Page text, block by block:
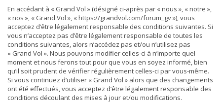
En accédant à « Grand Vol » (désigné ci-après par « nous », « notre »,
« nos », « Grand Vol », « https://grandvol.com/forum_gv »), vous
acceptez d’être légalement responsable des conditions suivantes. Si
vous n’acceptez pas d’être légalement responsable de toutes les
conditions suivantes, alors n’accédez pas et/ou n’utilisez pas
« Grand Vol ». Nous pouvons modifier celles-ci à n’importe quel
moment et nous ferons tout pour que vous en soyez informé, bien
qu’il soit prudent de vérifier régulièrement celles-ci par vous-même.
Si vous continuez d’utiliser « Grand Vol » alors que des changements
ont été effectués, vous acceptez d’être légalement responsable des
conditions découlant des mises à jour et/ou modifications.